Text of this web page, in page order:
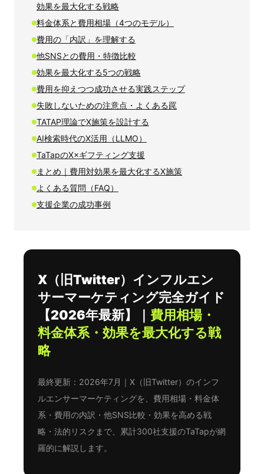
効果を最大化する戦略
料金体系と費用相場（4つのモデル）
費用の「内訳」を理解する
他SNSとの費用・特徴比較
効果を最大化する5つの戦略
費用を抑えつつ成功させる実践ステップ
失敗しないための注意点・よくある罠
TATAP理論でX施策を設計する
AI検索時代のX活用（LLMO）
TaTapのX×ギフティング支援
まとめ｜費用対効果を最大化するX施策
よくある質問（FAQ）
支援企業の成功事例
X（旧Twitter）インフルエン
サーマーケティング完全ガイド
【2026年最新】｜ 費用相場・
料金体系・効果を最大化する戦
略
最終更新：2026年7月｜X（旧Twitter）のインフ
ルエンサーマーケティングを、費用相場・料金体
系・費用の内訳・他SNS比較・効果を高める戦
略・法的リスクまで、累計300社支援のTaTapが網
羅的に解説します。